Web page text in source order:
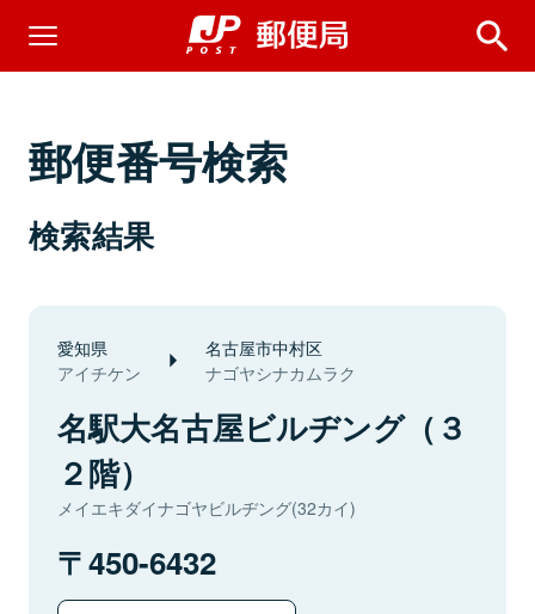
郵便番号検索
検索結果
愛知県
アイチケン
名古屋市中村区
ナゴヤシナカムラク
名駅大名古屋ビルヂング（３
２階）
メイエキダイナゴヤビルヂング(32カイ)
450-6432